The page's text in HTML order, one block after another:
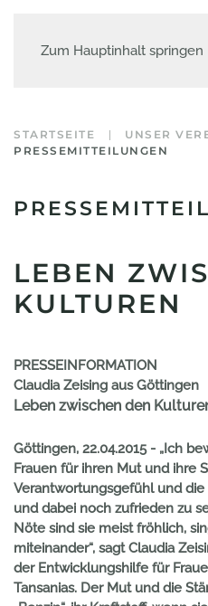
Zum Hauptinhalt springen
STARTSEITE UNSER
PRESSEMITTEILUNGEN
LEBEN
KULTUREN
PRESSEINFORMATION
Claudia Zeising aus Göttingen
Leben zwischen den
Göttingen, 22.04.2015 - „Ich
Frauen für ihren Mut und ihre
Verantwortungsgefühl und
und dabei noch zufrieden zu
Nöte sind sie meist fröhlich,
miteinander“, sagt Claudia
der Entwicklungshilfe für
Tansanias. Der Mut und die